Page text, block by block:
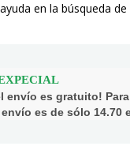
en la búsqueda de
envío es gratuito!
es de sólo 14.70